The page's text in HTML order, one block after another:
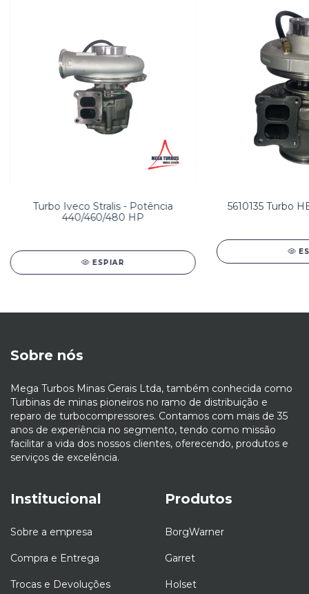
Turbo Iveco Stralis - Potência
440/460/480 HP
ESPIAR
5610135 Turbo
Sobre nós
Mega Turbos Minas Gerais Ltda, também conhecida como
Turbinas de minas pioneiros no ramo de distribuição e
reparo de turbocompressores. Contamos com mais de 35
anos de experiência no segmento, tendo como missão
facilitar a vida dos nossos clientes, oferecendo, produtos e
serviços de excelência.
Institucional
Sobre a empresa
Compra e Entrega
Trocas e Devoluções
Produtos
BorgWarner
Garret
Holset